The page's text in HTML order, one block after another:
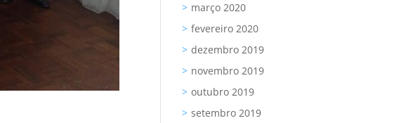
março 2020
fevereiro 2020
dezembro 2019
novembro 2019
outubro 2019
setembro 2019